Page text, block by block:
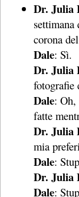
Dr. Julia
corona
Dale: Sì.
Dr. Julia
fotografie
Dale:
fatte
Dr. Julia
mia
Dale:
Dr. Julia
Dale: